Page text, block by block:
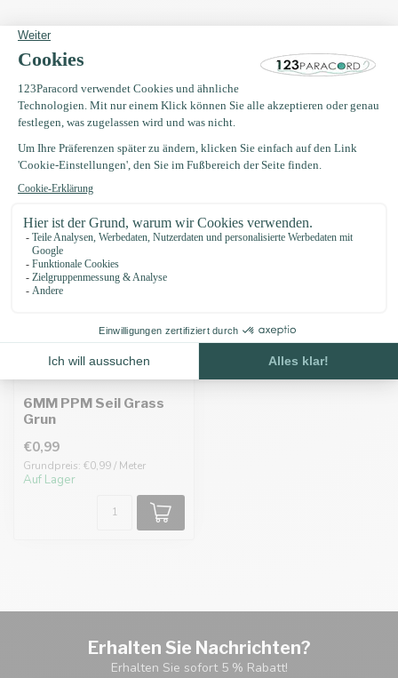
Produktbeschreibung
Zuletzt angesehen
6MM PPM Seil Grass
Grun
€0,99
Grundpreis: €0,99 / Meter
Auf Lager
Erhalten Sie Nachrichten?
Erhalten Sie sofort 5 % Rabatt!